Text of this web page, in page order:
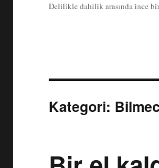
Delilikle dahilik arasında ince
Kategori: